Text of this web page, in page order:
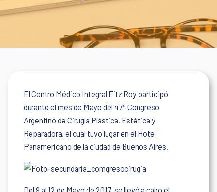
El Centro Médico Integral Fitz Roy participó
durante el mes de Mayo del 47º Congreso
Argentino de Cirugía Plástica, Estética y
Reparadora, el cual tuvo lugar en el Hotel
Panamericano de la ciudad de Buenos Aires.
Del 9 al 12 de Mayo de 2017, se llevó a cabo el